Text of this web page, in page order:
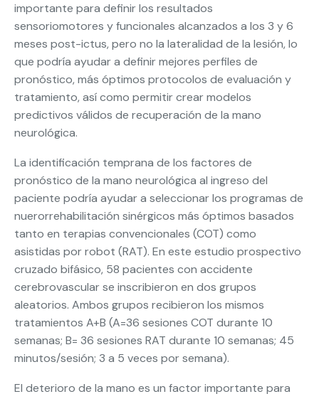
importante para definir los resultados
sensoriomotores y funcionales alcanzados a los 3 y 6
meses post-ictus, pero no la lateralidad de la lesión, lo
que podría ayudar a definir mejores perfiles de
pronóstico, más óptimos protocolos de evaluación y
tratamiento, así como permitir crear modelos
predictivos válidos de recuperación de la mano
neurológica.
La identificación temprana de los factores de
pronóstico de la mano neurológica al ingreso del
paciente podría ayudar a seleccionar los programas de
nuerorrehabilitación sinérgicos más óptimos basados
tanto en terapias convencionales (COT) como
asistidas por robot (RAT). En este estudio prospectivo
cruzado bifásico, 58 pacientes con accidente
cerebrovascular se inscribieron en dos grupos
aleatorios. Ambos grupos recibieron los mismos
tratamientos A+B (A=36 sesiones COT durante 10
semanas; B= 36 sesiones RAT durante 10 semanas; 45
minutos/sesión; 3 a 5 veces por semana).
El deterioro de la mano es un factor importante para